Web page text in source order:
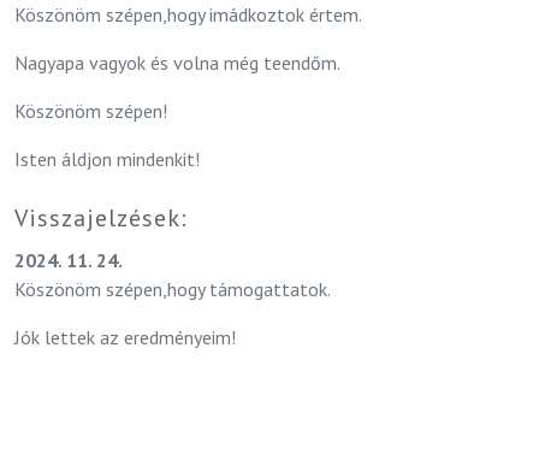
Köszönöm szépen,hogy imádkoztok értem.
Nagyapa vagyok és volna még teendőm.
Köszönöm szépen!
Isten áldjon mindenkit!
Visszajelzések:
2024. 11. 24.
Köszönöm szépen,hogy támogattatok.
Jók lettek az eredményeim!